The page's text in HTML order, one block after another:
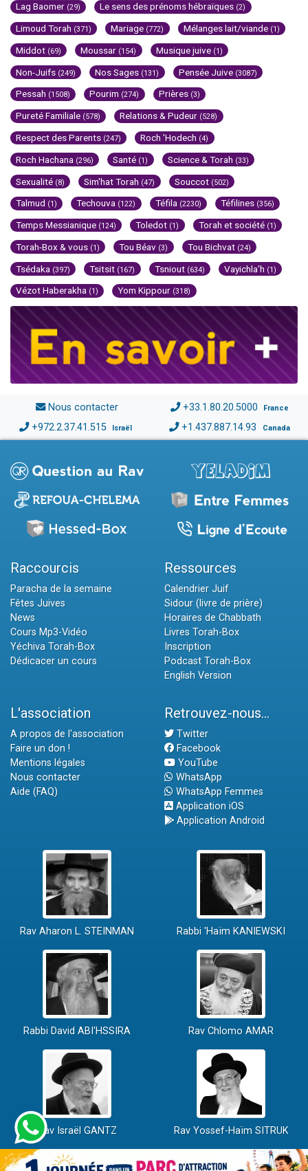
Lag Baomer (29) Le sens des prénoms hébraïques (2)
Limoud Torah (371) Mariage (772) Mélanges lait/viande (1)
Middot (69) Moussar (154) Musique juive (1)
Non-Juifs (249) Nos Sages (131) Pensée Juive (3087)
Pessah (1508) Pourim (274) Prières (3)
Pureté Familiale (578) Relations & Pudeur (528)
Respect des Parents (247) Roch 'Hodech (4)
Roch Hachana (296) Santé (1) Science & Torah (33)
Sexualité (8) Sim'hat Torah (47) Souccot (502)
Talmud (1) Techouva (122) Téfila (2230) Téfilines (356)
Temps Messianique (124) Toledot (1) Torah et société (1)
Torah-Box & vous (1) Tou Béav (3) Tou Bichvat (24)
Tsédaka (397) Tsitsit (167) Tsniout (634) Vayichla'h (1)
Vézot Haberakha (1) Yom Kippour (318)
Nous contacter +33.1.80.20.5000 France
+972.2.37.41.515 Israël +1.437.887.14.93 Canada
Raccourcis
Paracha de la semaine
Fêtes Juives
News
Cours Mp3-Vidéo
Yéchiva Torah-Box
Dédicacer un cours
Ressources
Calendrier Juif
Sidour (livre de prière)
Horaires de Chabbath
Livres Torah-Box
Inscription
Podcast Torah-Box
English Version
L'association
A propos de l'association
Faire un don !
Mentions légales
Nous contacter
Aide (FAQ)
Retrouvez-nous...
Twitter
Facebook
YouTube
WhatsApp
WhatsApp Femmes
Application iOS
Application Android
Rav Aharon L. STEINMAN Rabbi 'Haïm KANIEWSKI
Rabbi David ABI'HSSIRA Rav Chlomo AMAR
Rav Israël GANTZ Rav Yossef-Haïm SITRUK